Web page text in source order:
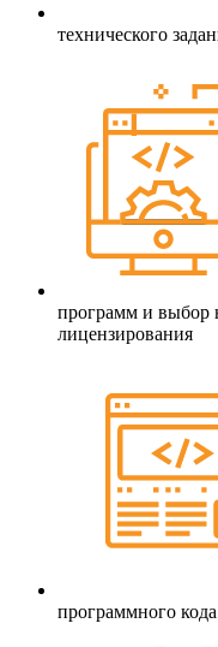
технического
программ и выбор
лицензирования
программного кода